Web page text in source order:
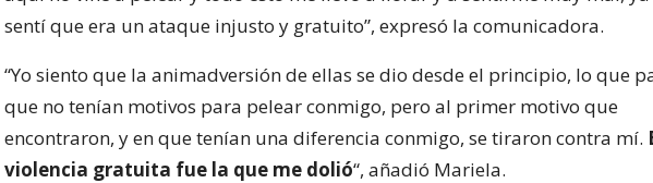
sentí que era un ataque injusto y gratuito”, expresó la comunicadora.
“Yo siento que la animadversión de ellas se dio desde el principio, lo que
que no tenían motivos para pelear conmigo, pero al primer motivo que
encontraron, y en que tenían una diferencia conmigo, se tiraron contra mí.
violencia gratuita fue la que me dolió“, añadió Mariela.